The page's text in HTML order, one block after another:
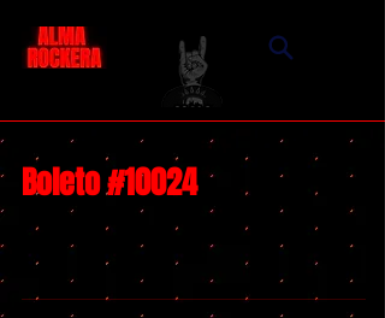
Boleto #10024